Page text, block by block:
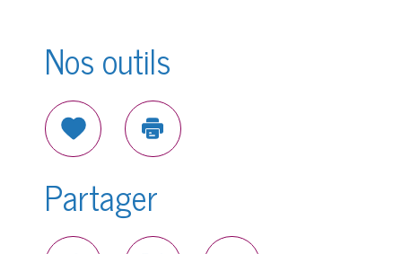
Nos outils
SélectionnerImprimer
Partager